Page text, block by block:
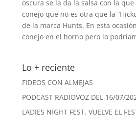
oscura se la da la salsa con la
conejo que no es otra que la
de la marca Hunts. En esta
conejo en el horno pero lo
Lo + reciente
FIDEOS CON ALMEJAS
PODCAST RADIOVOZ DEL 16/07/
LADIES NIGHT FEST. VUELVE EL